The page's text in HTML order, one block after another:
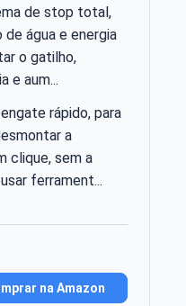
de stop total,
água e energia
o gatilho,
e aum...
rápido, para
a
clique, sem a
ferrament...
na Amazon